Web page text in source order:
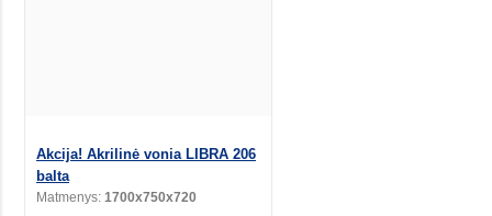
Akcija! Akrilinė vonia LIBRA 206
balta
Matmenys: 1700x750x720